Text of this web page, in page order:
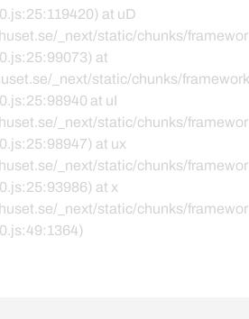
at uD
_next/static/chunks/
at
_next/static/chunks/
at uI
_next/static/chunks/
at ux
_next/static/chunks/
at x
_next/static/chunks/